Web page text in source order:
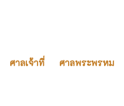
ศาลเจ้าที่ ศาลพระพรหม